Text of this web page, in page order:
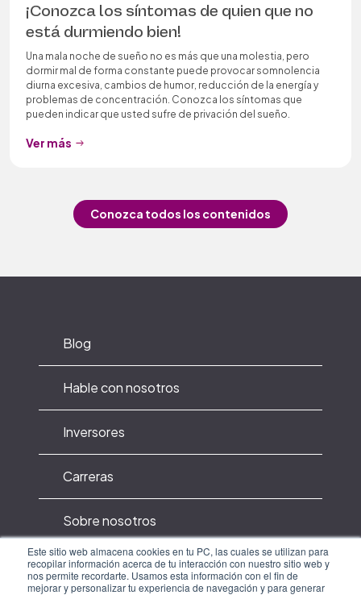
Este sitio web almacena cookies en tu PC, las cuales se utilizan para
recopilar información acerca de tu interacción con nuestro sitio web y
nos permite recordarte. Usamos esta información con el fin de
mejorar y personalizar tu experiencia de navegación y para generar
¡Conozca los síntomas de quien que no
está durmiendo bien!
Una mala noche de sueño no es más que una molestia, pero
dormir mal de forma constante puede provocar somnolencia
diurna excesiva, cambios de humor, reducción de la energía y
problemas de concentración. Conozca los síntomas que
pueden indicar que usted sufre de privación del sueño.
Ver más
Conozca todos los contenidos
Política de privacidad
Sobre nosotros
Carreras
Inversores
Hable con nosotros
Blog